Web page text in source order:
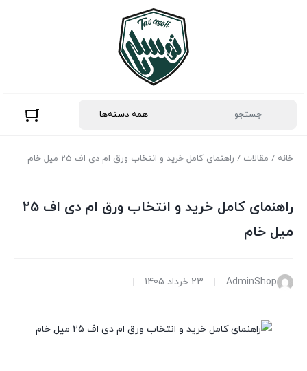
خانه / مقالات / راهنمای کامل خرید و انتخاب ورق ام دی اف 25 میل خام
راهنمای کامل خرید و انتخاب ورق ام دی اف 25
میل خام
AdminShop 23 خرداد 1405